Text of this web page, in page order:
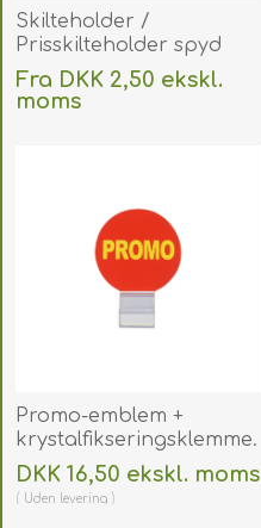
Skilteholder /
Prisskilteholder spyd
rustfri stål 90 mm stor
model. 60270205
Fra DKK 2,50 ekskl.
moms
Promo-emblem +
krystalfikseringsklemme.
60270214
DKK 16,50 ekskl. moms
Uden levering